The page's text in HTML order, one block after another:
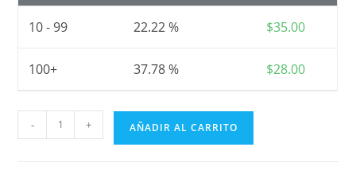
10 - 99 22.22 % $35.00
100+ 37.78 % $28.00
Protoboard
830
- + AÑADIR AL CARRITO